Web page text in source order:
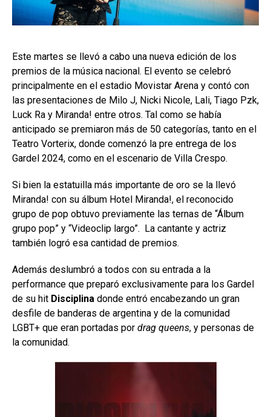
Este martes se llevó a cabo una nueva edición de los
premios de la música nacional. El evento se celebró
principalmente en el estadio Movistar Arena y contó con
las presentaciones de Milo J, Nicki Nicole, Lali, Tiago Pzk,
Luck Ra y Miranda! entre otros. Tal como se había
anticipado se premiaron más de 50 categorías, tanto en el
Teatro Vorterix, donde comenzó la pre entrega de los
Gardel 2024, como en el escenario de Villa Crespo.
Si bien la estatuilla más importante de oro se la llevó
Miranda! con su álbum Hotel Miranda!, el reconocido
grupo de pop obtuvo previamente las ternas de “Álbum
grupo pop” y “Videoclip largo”. La cantante y actriz
también logró esa cantidad de premios.
Además deslumbró a todos con su entrada a la
performance que preparó exclusivamente para los Gardel
de su hit Disciplina donde entró encabezando un gran
desfile de banderas de argentina y de la comunidad
LGBT+ que eran portadas por drag queens, y personas de
la comunidad.